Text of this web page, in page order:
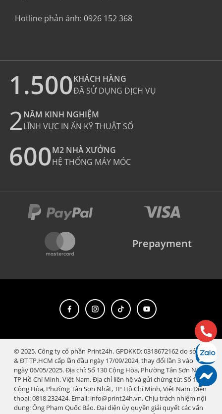
Hotline phản ánh: 0926 152 368
1.500KHÁCH HÀNG
ĐÃ SỬ DỤNG DỊCH VỤ
2NĂM KINH NGHIỆM
LĨNH VỰC IN ẤN KỸ THUẬT SỐ
600M2 NHÀ XƯỞNG
HỆ THỐNG MÁY MÓC
Prepayment
© 2025. Công ty cổ phần Print24h. GPDKKD: 0318672162 do sở KH
& ĐT TP.HCM cấp lần đầu ngày 17/09/2024, thay đổi lần 3 vào
ngày 06/05/2025. Địa chỉ: Số 130 Cộng Hòa, Phường Tân Sơn Nhất,
TP Hồ Chí Minh, Việt Nam. Địa chỉ liên hệ và gửi chứng từ: Số 130
Cộng Hòa, Phường Tân Sơn Nhất, TP Hồ Chí Minh, Việt Nam. Điện
thoại: 0818.232424. Email: info@print24h.vn. Chịu trách nhiệm nội
dung: Ông Phạm Quốc Bảo. Đại diện ủy quyền giải quyết các vấn